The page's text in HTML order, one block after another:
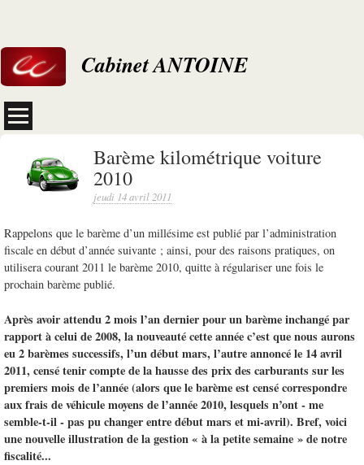
Cabinet ANTOINE
Barème kilométrique voiture
2010
jeudi 14 avril 2011
Rappelons que le barème d’un millésime est publié par l’administration
fiscale en début d’année suivante ; ainsi, pour des raisons pratiques, on
utilisera courant 2011 le barème 2010, quitte à régulariser une fois le
prochain barème publié.
Après avoir attendu 2 mois l’an dernier pour un barème inchangé par
rapport à celui de 2008, la nouveauté cette année c’est que nous aurons
eu 2 barèmes successifs, l’un début mars, l’autre annoncé le 14 avril
2011, censé tenir compte de la hausse des prix des carburants sur les
premiers mois de l’année (alors que le barème est censé correspondre
aux frais de véhicule moyens de l’année 2010, lesquels n’ont - me
semble-t-il - pas pu changer entre début mars et mi-avril). Bref, voici
une nouvelle illustration de la gestion « à la petite semaine » de notre
fiscalité...